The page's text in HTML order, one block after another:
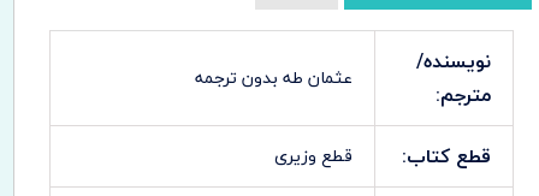
نویسنده/
مترجم:
عثمان طه بدون ترجمه
قطع کتاب: قطع وزیری